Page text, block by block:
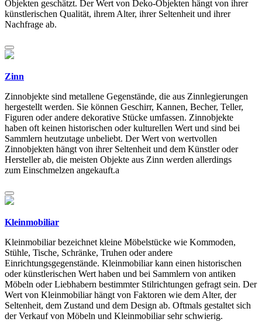
Objekten geschätzt. Der Wert von Deko-Objekten hängt von ihrer
künstlerischen Qualität, ihrem Alter, ihrer Seltenheit und ihrer
Nachfrage ab.
Zinn
Zinnobjekte sind metallene Gegenstände, die aus Zinnlegierungen
hergestellt werden. Sie können Geschirr, Kannen, Becher, Teller,
Figuren oder andere dekorative Stücke umfassen. Zinnobjekte
haben oft keinen historischen oder kulturellen Wert und sind bei
Sammlern heutzutage unbeliebt. Der Wert von wertvollen
Zinnobjekten hängt von ihrer Seltenheit und dem Künstler oder
Hersteller ab, die meisten Objekte aus Zinn werden allerdings
zum Einschmelzen angekauft.a
Kleinmobiliar
Kleinmobiliar bezeichnet kleine Möbelstücke wie Kommoden,
Stühle, Tische, Schränke, Truhen oder andere
Einrichtungsgegenstände. Kleinmobiliar kann einen historischen
oder künstlerischen Wert haben und bei Sammlern von antiken
Möbeln oder Liebhabern bestimmter Stilrichtungen gefragt sein. Der
Wert von Kleinmobiliar hängt von Faktoren wie dem Alter, der
Seltenheit, dem Zustand und dem Design ab. Oftmals gestaltet sich
der Verkauf von Möbeln und Kleinmobiliar sehr schwierig.